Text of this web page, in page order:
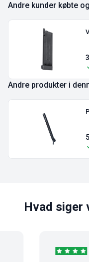
Andre kunder købte
Andre produkter i
Hvad siger